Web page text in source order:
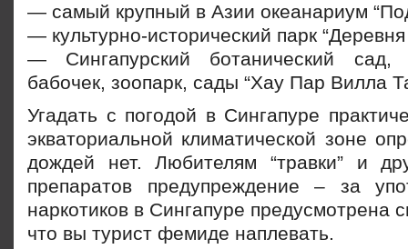
— самый крупный в Азии океанариум
— культурно-исторический парк
— Сингапурский ботанический
бабочек, зоопарк, сады “Хау Пар Вилла
Угадать с погодой в Сингапуре
экваториальной климатической зоне
дождей нет. Любителям “травки” и
препаратов предупреждение – за
наркотиков в Сингапуре предусмотрена
что вы турист фемиде наплевать.